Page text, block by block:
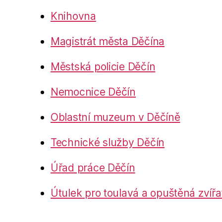
Knihovna
Magistrát města Děčína
Městská policie Děčín
Nemocnice Děčín
Oblastní muzeum v Děčíně
Technické služby Děčín
Úřad práce Děčín
Útulek pro toulavá a opuštěná